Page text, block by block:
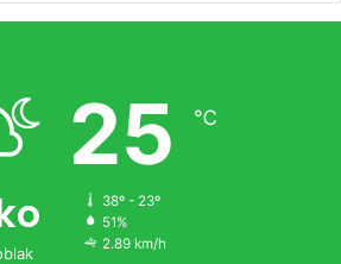
25 ℃
38º - 23º
51%
2.89 km/h